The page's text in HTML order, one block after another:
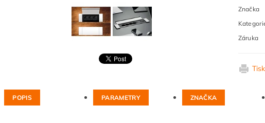
Značka
Záruka
Tisk
POPIS PARAMETRY ZNAČKA